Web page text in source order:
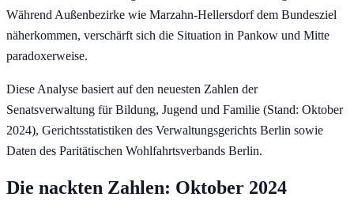
Während Außenbezirke wie Marzahn-Hellersdorf dem Bundesziel
näherkommen, verschärft sich die Situation in Pankow und Mitte
paradoxerweise.
Diese Analyse basiert auf den neuesten Zahlen der
Senatsverwaltung für Bildung, Jugend und Familie (Stand: Oktober
2024), Gerichtsstatistiken des Verwaltungsgerichts Berlin sowie
Daten des Paritätischen Wohlfahrtsverbands Berlin.
Die nackten Zahlen: Oktober 2024